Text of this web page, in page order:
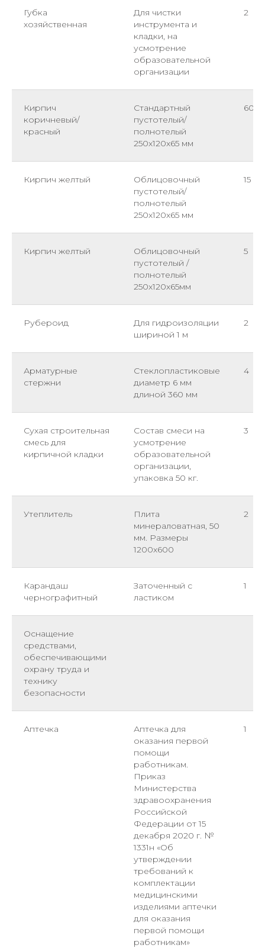
Губка
хозяйственная
Для чистки
инструмента и
кладки, на
усмотрение
образовательной
организации
2
Кирпич
коричневый/
красный
Стандартный
пустотелый/
полнотелый
250х120х65 мм
60
Кирпич желтый
Облицовочный
пустотелый/
полнотелый
250х120х65 мм
15
Кирпич желтый
Облицовочный
пустотелый /
полнотелый
250х120х65мм
5
Рубероид
Для гидроизоляции
шириной 1 м
2
Арматурные
стержни
Стеклопластиковые
диаметр 6 мм
длиной 360 мм
4
Сухая строительная
смесь для
кирпичной кладки
Состав смеси на
усмотрение
образовательной
организации,
упаковка 50 кг.
3
Утеплитель
Плита
минераловатная, 50
мм. Размеры
1200х600
2
Карандаш
чернографитный
Заточенный с
ластиком
1
Оснащение
средствами,
обеспечивающими
охрану труда и
технику
безопасности
Аптечка
Аптечка для
оказания первой
помощи
работникам.
Приказ
Министерства
здравоохранения
Российской
Федерации от 15
декабря 2020 г. №
1331н «Об
утверждении
требований к
комплектации
медицинскими
изделиями аптечки
для оказания
первой помощи
работникам»
1